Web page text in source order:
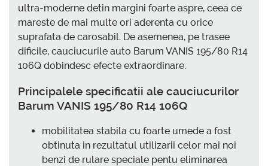
ultra-moderne detin margini foarte aspre, ceea ce
mareste de mai multe ori aderenta cu orice
suprafata de carosabil. De asemenea, pe trasee
dificile, cauciucurile auto Barum VANIS 195/80 R14
106Q dobindesc efecte extraordinare.
Principalele specificatii ale cauciucurilor
Barum VANIS 195/80 R14 106Q
mobilitatea stabila cu foarte umede a fost
obtinuta in rezultatul utilizarii celor mai noi
benzi de rulare speciale pentu eliminarea